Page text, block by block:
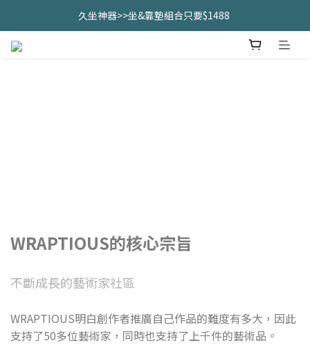
久坐神器>>坐&靠墊組合只要$1488
久坐神器>>坐&靠墊組合只要$1488
WRAPTIOUS的核心宗旨
不斷成長的藝術家社區
WRAPTIOUS明白創作者推廣自己作品的難度有多大，因此
支持了50多位藝術家，同時也支持了上千件的藝術品。